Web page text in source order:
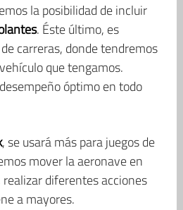
la posibilidad de incluir
. Éste último, es
carreras, donde tendremos
que tengamos.
óptimo en todo
, se usará más para juegos de
mover la aeronave en
diferentes acciones
a mayores.